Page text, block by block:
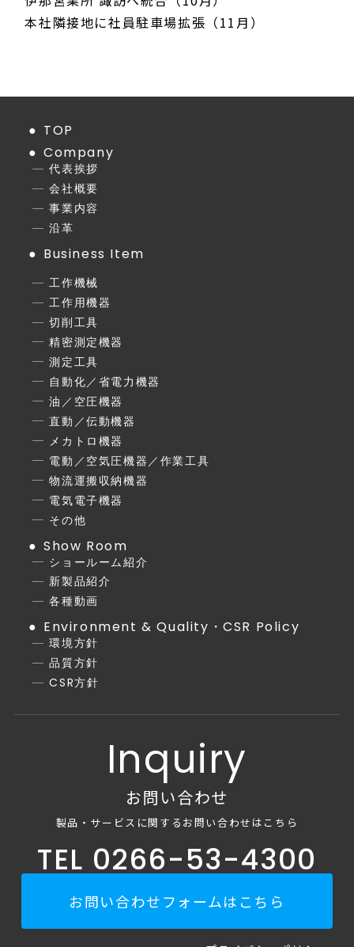
本社隣接地に社員駐車場拡張（11月）
TOP
Company
代表挨拶
会社概要
事業内容
沿革
Business Item
工作機械
工作用機器
切削工具
精密測定機器
測定工具
自動化／省電力機器
油／空圧機器
直動／伝動機器
メカトロ機器
電動／空気圧機器／作業工具
物流運搬収納機器
電気電子機器
その他
Show Room
ショールーム紹介
新製品紹介
各種動画
Environment & Quality・CSR Policy
環境方針
品質方針
CSR方針
Inquiry
お問い合わせ
製品・サービスに関するお問い合わせはこちら
TEL 0266-53-4300
お問い合わせフォームはこちら